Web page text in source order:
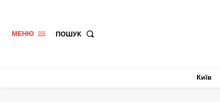
МЕНЮ ПОШУК
Київ